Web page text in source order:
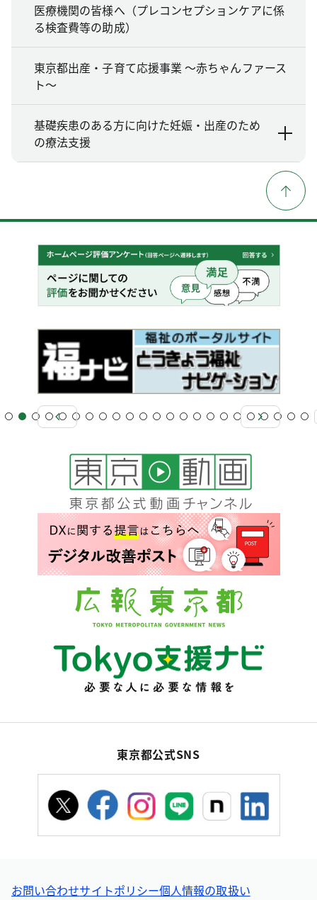
医療機関の皆様へ（プレコンセプションケアに係
る検査費等の助成）
東京都出産・子育て応援事業 ～赤ちゃんファース
ト～
基礎疾患のある方に向けた妊娠・出産のため
の療法支援
東京都公式SNS
お問い合わせサイトポリシー個人情報の取扱い